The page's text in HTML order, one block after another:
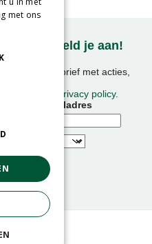
Meld je aan!
onze nieuwsbrief met acties,
onze
privacy policy.
E-mailadres
met ons